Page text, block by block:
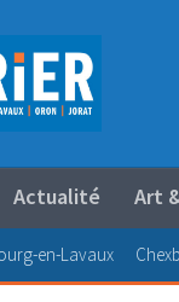
Actualité Art
en-Lavaux